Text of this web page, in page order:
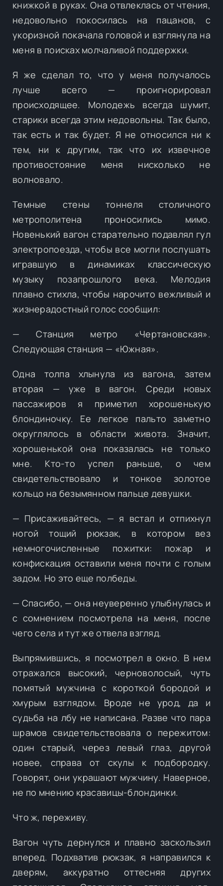
книжкой в руках. Она отвлеклась от чтения,
недовольно покосилась на пацанов, с
укоризной покачала головой и взглянула на
меня в поисках молчаливой поддержки.
Я же сделал то, что у меня получалось
лучше всего — проигнорировал
происходящее. Молодежь всегда шумит,
старики всегда этим недовольны. Так было,
так есть и так будет. Я не относился ни к
тем, ни к другим, так что их извечное
противостояние меня нисколько не
волновало.
Темные стены тоннеля столичного
метрополитена проносились мимо.
Новенький вагон старательно подавлял гул
электропоезда, чтобы все могли послушать
игравшую в динамиках классическую
музыку позапрошлого века. Мелодия
плавно стихла, чтобы нарочито вежливый и
жизнерадостный голос сообщил:
— Станция метро «Чертановская».
Следующая станция — «Южная».
Одна толпа хлынула из вагона, затем
вторая — уже в вагон. Среди новых
пассажиров я приметил хорошенькую
блондиночку. Ее легкое пальто заметно
округлялось в области живота. Значит,
хорошенькой она показалась не только
мне. Кто-то успел раньше, о чем
свидетельствовало и тонкое золотое
кольцо на безымянном пальце девушки.
— Присаживайтесь, — я встал и отпихнул
ногой тощий рюкзак, в котором вез
немногочисленные пожитки: пожар и
конфискация оставили меня почти с голым
задом. Но это еще полбеды.
— Спасибо, — она неуверенно улыбнулась и
с сомнением посмотрела на меня, после
чего села и тут же отвела взгляд.
Выпрямившись, я посмотрел в окно. В нем
отражался высокий, черноволосый, чуть
помятый мужчина с короткой бородой и
хмурым взглядом. Вроде не урод, да и
судьба на лбу не написана. Разве что пара
шрамов свидетельствовала о пережитом:
один старый, через левый глаз, другой
новее, справа от скулы к подбородку.
Говорят, они украшают мужчину. Наверное,
не по мнению красавицы-блондинки.
Что ж, переживу.
Вагон чуть дернулся и плавно заскользил
вперед. Подхватив рюкзак, я направился к
дверям, аккуратно оттесняя других